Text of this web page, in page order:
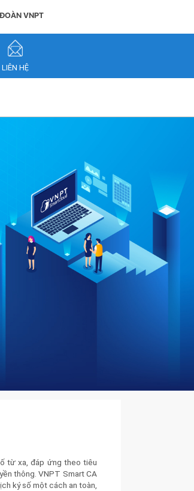
VNPT
LIÊN HỆ
từ xa, đáp ứng theo tiêu
thông. VNPT Smart CA
ký số một cách an toàn,